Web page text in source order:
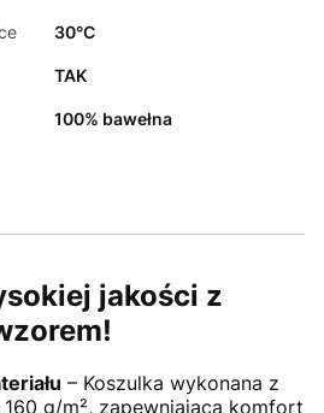
30°C
TAK
100% bawełna
jakości z
– Koszulka wykonana z
g/m², zapewniająca komfort